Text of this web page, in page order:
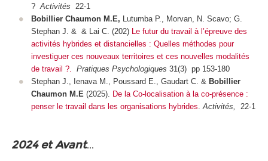
?Activités 22-1
Bobillier Chaumon M.E, Lutumba P., Morvan, N. Scavo; G.
Stephan J. & & Lai C. (202) Le futur du travail à l’épreuve des
activités hybrides et distancielles : Quelles méthodes pour
investiguer ces nouveaux territoires et ces nouvelles modalités
de travail ?. Pratiques Psychologiques 31(3) pp 153-180
Stephan J., Ienava M., Poussard E., Gaudart C. & Bobillier
Chaumon M.E (2025). De la Co-localisation à la co-présence :
penser le travail dans les organisations hybrides.Activités, 22-1
2024 et Avant...